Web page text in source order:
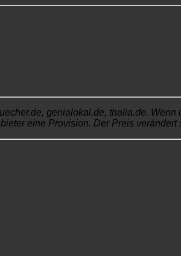
genialokal.de, thalia.de.
eine Provision. Der Preis verändert